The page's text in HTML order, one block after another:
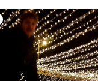
jako
jaký k němu